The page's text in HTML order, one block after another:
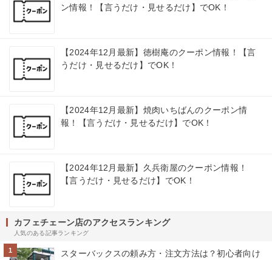
ン情報！【言うだけ・見せるだけ】でOK！
【2024年12月最新】徳樹庵のクーポン情報！【言
うだけ・見せるだけ】でOK！
【2024年12月最新】焼肉いちばんのクーポン情
報！【言うだけ・見せるだけ】でOK！
【2024年12月最新】久兵衛屋のクーポン情報！
【言うだけ・見せるだけ】でOK！
カフェチェーン店のアクセスランキング
人気のある記事ランキング
1
スターバックスの頼み方・注文方法は？初心者向け